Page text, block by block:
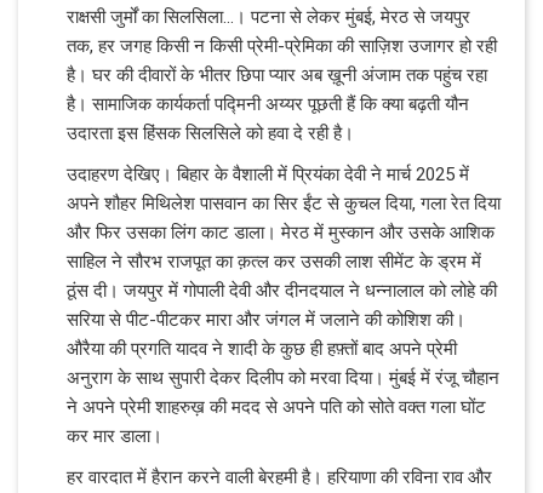
राक्षसी जुर्मों का सिलसिला...। पटना से लेकर मुंबई, मेरठ से जयपुर
तक, हर जगह किसी न किसी प्रेमी-प्रेमिका की साज़िश उजागर हो रही
है। घर की दीवारों के भीतर छिपा प्यार अब ख़ूनी अंजाम तक पहुंच रहा
है। सामाजिक कार्यकर्ता पद्मिनी अय्यर पूछती हैं कि क्या बढ़ती यौन
उदारता इस हिंसक सिलसिले को हवा दे रही है।
उदाहरण देखिए। बिहार के वैशाली में प्रियंका देवी ने मार्च 2025 में
अपने शौहर मिथिलेश पासवान का सिर ईंट से कुचल दिया, गला रेत दिया
और फिर उसका लिंग काट डाला। मेरठ में मुस्कान और उसके आशिक
साहिल ने सौरभ राजपूत का क़त्ल कर उसकी लाश सीमेंट के ड्रम में
ठूंस दी। जयपुर में गोपाली देवी और दीनदयाल ने धन्नालाल को लोहे की
सरिया से पीट-पीटकर मारा और जंगल में जलाने की कोशिश की।
औरैया की प्रगति यादव ने शादी के कुछ ही हफ़्तों बाद अपने प्रेमी
अनुराग के साथ सुपारी देकर दिलीप को मरवा दिया। मुंबई में रंजू चौहान
ने अपने प्रेमी शाहरुख़ की मदद से अपने पति को सोते वक्त गला घोंट
कर मार डाला।
हर वारदात में हैरान करने वाली बेरहमी है। हरियाणा की रविना राव और